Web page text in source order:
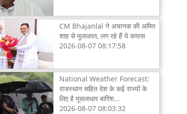
CM Bhajanlal ने अचानक की अमित
शाह से मुलाकात, लग रहे हैं ये कयास
2026-08-07 08:17:58
National Weather Forecast:
राजस्थान सहित देश के कई राज्यों के
लिए है मूसलाधार बारिश...
2026-08-07 08:03:32